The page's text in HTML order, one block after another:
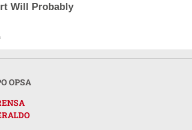
Will Probably
OPSA